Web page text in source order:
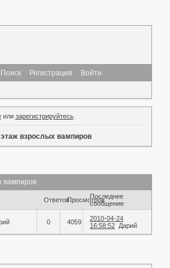
Поиск Регистрация Войти
или зарегистрируйтесь.
взрослых вампиров
вампиров
ОтветовПросмотровПоследнее
сообщение
0 4059
2010-04-24
16:58:52 Дарий